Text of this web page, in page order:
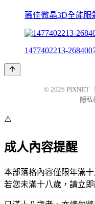
薇佳微晶3D全能眼
1477402213-
© 2026 PIXNET
隱私
⚠️
成人內容提醒
本部落格內容僅限年滿十
若您未滿十八歲，請立即